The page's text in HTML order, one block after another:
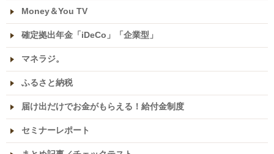
Money＆You TV
確定拠出年金「iDeCo」「企業型」
マネラジ。
ふるさと納税
届け出だけでお金がもらえる！給付金制度
セミナーレポート